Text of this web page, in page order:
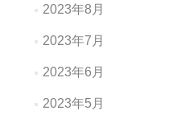
2023年8月
2023年7月
2023年6月
2023年5月